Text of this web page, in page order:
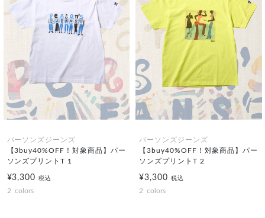
パーソンズジーンズ
【3buy40%OFF！対象商品】パー
ソンズプリントT 1
¥3,300税込
2 colors
パーソンズジーンズ
【3buy40%OFF！対象商品】パー
ソンズプリントT 2
¥3,300 税込
2 colors